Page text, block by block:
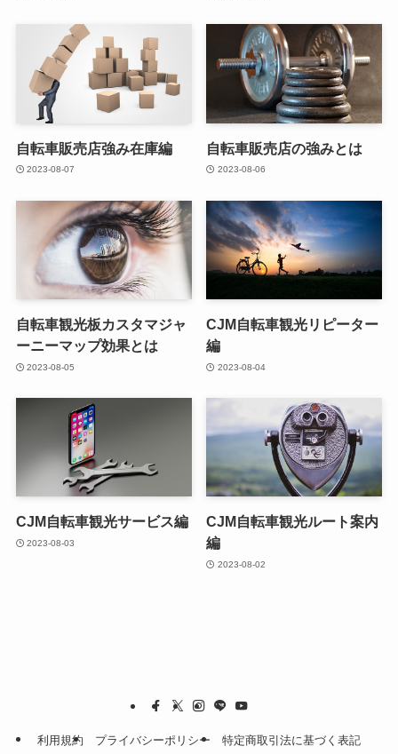
自転車販売店強み在庫編
2023-08-07
自転車販売店の強みとは
2023-08-06
自転車観光板カスタマジャ
ーニーマップ効果とは
2023-08-05
CJM自転車観光リピーター
編
2023-08-04
CJM自転車観光サービス編
2023-08-03
CJM自転車観光ルート案内
編
2023-08-02
利用規約 プライバシーポリシー 特定商取引法に基づく表記